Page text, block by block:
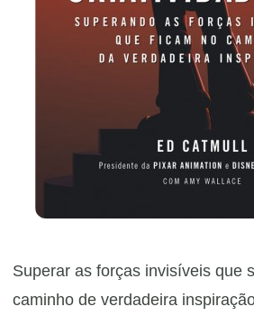
Superar as forças invisíveis que
caminho de verdadeira